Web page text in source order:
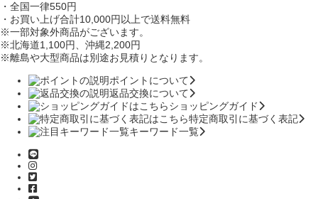
・全国一律550円
・お買い上げ合計10,000円 以上で送料無料
※一部対象外商品がございます。
※北海道1,100円、沖縄2,200円
※離島や大型商品は別途お見積りとなります。
ポイントについて
返品交換について
ショッピングガイド
特定商取引に基づく表記
キーワード一覧